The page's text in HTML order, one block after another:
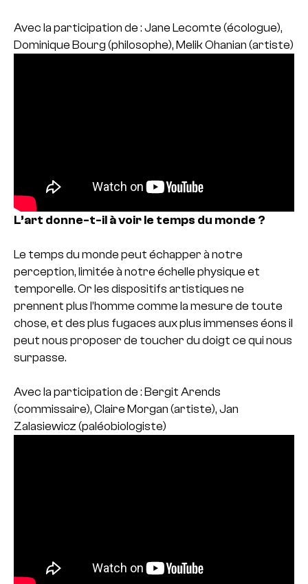
Avec la participation de : Jane Lecomte (écologue),
Dominique Bourg (philosophe), Melik Ohanian (artiste)
L’art donne-t-il à voir le temps du monde ?
Le temps du monde peut échapper à notre
perception, limitée à notre échelle physique et
temporelle. Or les dispositifs artistiques ne
prennent plus l’homme comme la mesure de toute
chose, et des plus fugaces aux plus immenses éons il
peut nous proposer de toucher du doigt ce qui nous
surpasse.
Avec la participation de : Bergit Arends
(commissaire), Claire Morgan (artiste), Jan
Zalasiewicz (paléobiologiste)